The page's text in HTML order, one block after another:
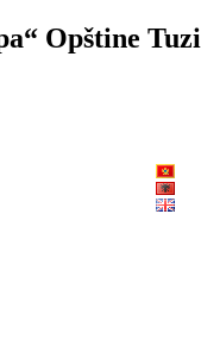
Opštine Tuzi